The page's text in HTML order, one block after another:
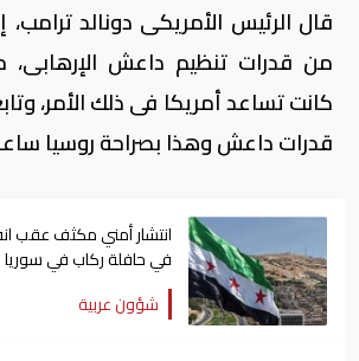
من قدرات تنظيم داعش الإرهابى،
قدرات داعش وهذا بصراحة روسيا
انتشار أمني مكثف عقب
في حافلة ركاب في سوريا
شؤون عربية